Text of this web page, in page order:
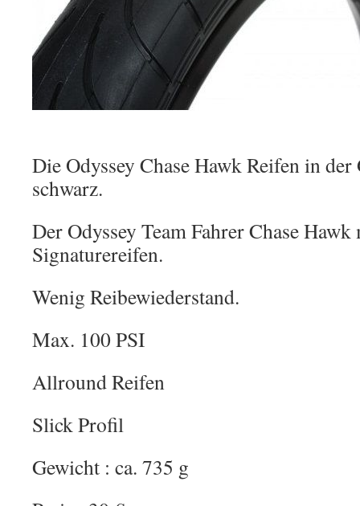
Die Odyssey Chase Hawk Reifen in
schwarz.
Der Odyssey Team Fahrer Chase
Signaturereifen.
Wenig Reibewiederstand.
Max. 100 PSI
Allround Reifen
Slick Profil
Gewicht : ca. 735 g